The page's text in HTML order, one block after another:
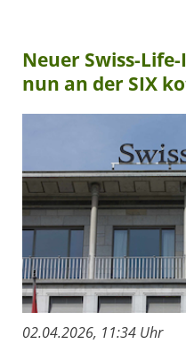
Neuer Swiss-
nun an der SIX
02.04.2026, 11:34 Uhr